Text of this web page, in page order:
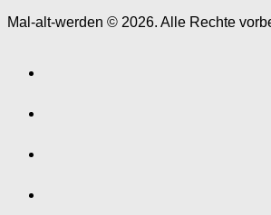
Mal-alt-werden © 2026. Alle Rechte